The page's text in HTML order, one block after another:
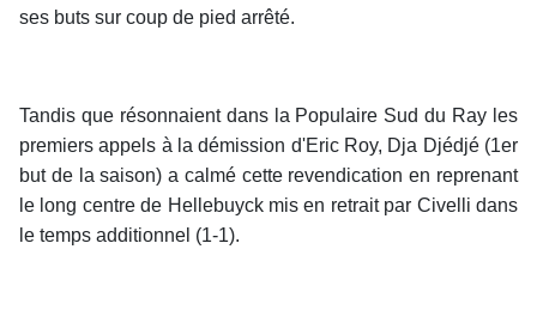
ses buts sur coup de pied arrêté.
Tandis que résonnaient dans la Populaire Sud du Ray les
premiers appels à la démission d'Eric Roy, Dja Djédjé (1er
but de la saison) a calmé cette revendication en reprenant
le long centre de Hellebuyck mis en retrait par Civelli dans
le temps additionnel (1-1).